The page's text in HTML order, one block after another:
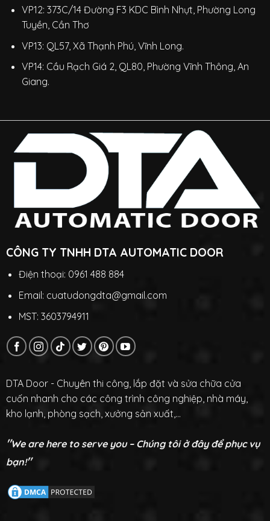
VP12: 373C/14 Đường F3 KDC Bình Nhựt, Phường Long
Tuyền, Cần Thơ
VP13: QL57, Xã Thạnh Phú, Vĩnh Long.
VP14: Cầu Rạch Giá 2, QL80, Phường Vĩnh Thông, An
Giang.
CÔNG TY TNHH DTA AUTOMATIC DOOR
Điện thoại: 0961 488 884
Email: cuatudongdta@gmail.com
MST: 3603794911
DTA Door - Chuyên thi công, lắp đặt và sửa chữa cửa
cuốn nhanh cho các công trình công nghiệp, nhà máy,
kho lạnh, phòng sạch, xưởng sản xuất,...
"We are here to serve you – Chúng tôi ở đây để phục vụ
bạn!"